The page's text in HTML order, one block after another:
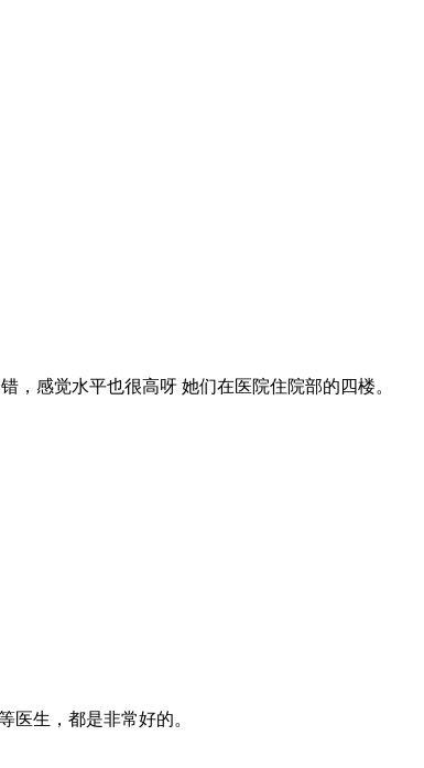
感觉水平也很高呀 她们在医院住院部的四楼。
医生，都是非常好的。